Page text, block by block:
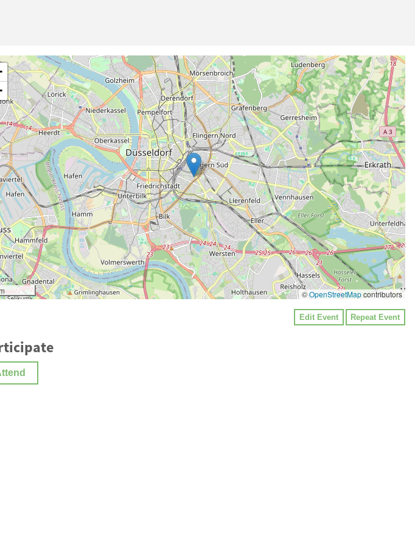
©OpenStreetMapcontributors
Edit Event Repeat Event